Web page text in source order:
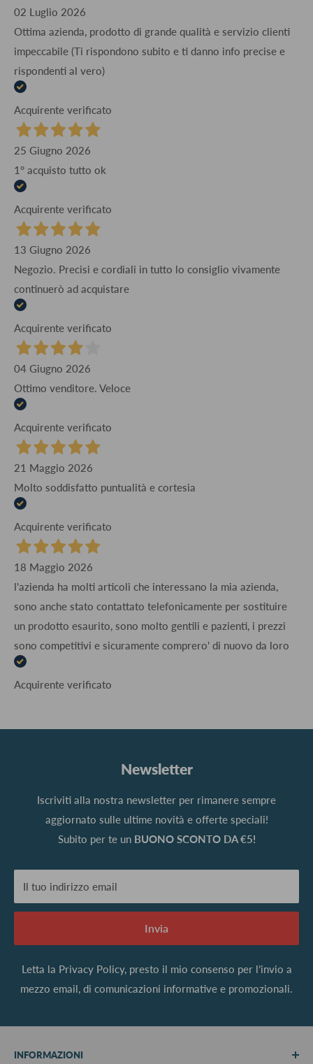
02 Luglio 2026
Ottima azienda, prodotto di grande qualità e servizio clienti
impeccabile (Ti rispondono subito e ti danno info precise e
rispondenti al vero)
Acquirente verificato
25 Giugno 2026
1° acquisto tutto ok
Acquirente verificato
13 Giugno 2026
Negozio. Precisi e cordiali in tutto lo consiglio vivamente
continuerò ad acquistare
Acquirente verificato
04 Giugno 2026
Ottimo venditore. Veloce
Acquirente verificato
21 Maggio 2026
Molto soddisfatto puntualità e cortesia
Acquirente verificato
18 Maggio 2026
l'azienda ha molti articoli che interessano la mia azienda,
sono anche stato contattato telefonicamente per sostituire
un prodotto esaurito, sono molto gentili e pazienti, i prezzi
sono competitivi e sicuramente comprero' di nuovo da loro
Acquirente verificato
Newsletter
Iscriviti alla nostra newsletter per rimanere sempre
aggiornato sulle ultime novità e offerte speciali!
Subito per te un BUONO SCONTO DA €5!
Il tuo indirizzo email
Invia
Letta la Privacy Policy, presto il mio consenso per l’invio a
mezzo email, di comunicazioni informative e promozionali.
INFORMAZIONI